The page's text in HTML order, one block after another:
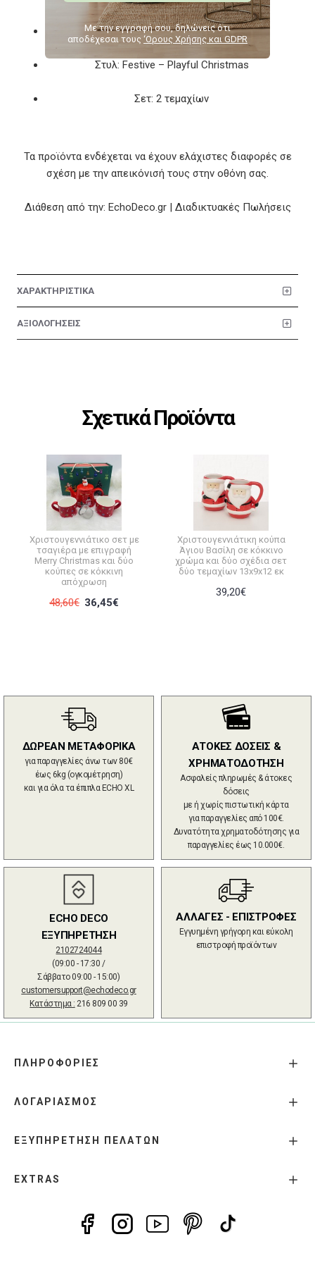
Χρώμα: Πολύχρωμο
Στυλ: Festive – Playful Christmas
Σετ: 2 τεμαχίων
Τα προϊόντα ενδέχεται να έχουν ελάχιστες διαφορές σε
σχέση με την απεικόνισή τους στην οθόνη σας.
Διάθεση από την: EchoDeco.gr | Διαδικτυακές Πωλήσεις
ΧΑΡΑΚΤΗΡΙΣΤΙΚΑ
ΑΞΙΟΛΟΓΗΣΕΙΣ
Σχετικά Προϊόντα
Χριστουγεννιάτικο σετ με
τσαγιέρα με επιγραφή
Merry Christmas και δύο
κούπες σε κόκκινη
απόχρωση
48,60€ 36,45€
Χριστουγεννιάτικη κούπα
Άγιου Βασίλη σε κόκκινο
χρώμα και δύο σχέδια σετ
δύο τεμαχίων 13x9x12 εκ
39,20€
ΔΩΡΕΑΝ ΜΕΤΑΦΟΡΙΚΑ
για παραγγελίες άνω των 80€
έως 6kg (ογκομέτρηση)
και για όλα τα έπιπλα ECHO XL
ΑΤΟΚΕΣ ΔΟΣΕΙΣ &
ΧΡΗΜΑΤΟΔΟΤΗΣΗ
Ασφαλείς πληρωμές & άτοκες
δόσεις
με ή χωρίς πιστωτική κάρτα
για παραγγελίες από 100€.
Δυνατότητα χρηματοδότησης για
παραγγελίες έως 10.000€.
ECHO DECO
ΕΞΥΠΗΡΕΤΗΣΗ
2102724044
(09:00 - 17:30 /
Σάββατο 09:00 - 15:00)
customersupport@echodeco.gr
Κατάστημα : 216 809 00 39
ΑΛΛΑΓΕΣ - ΕΠΙΣΤΡΟΦΕΣ
Εγγυημένη γρήγορη και εύκολη
επιστροφή προϊόντων
ΠΛΗΡΟΦΟΡΙΕΣ
ΛΟΓΑΡΙΑΣΜΟΣ
ΕΞΥΠΗΡΕΤΗΣΗ ΠΕΛΑΤΩΝ
EXTRAS
Με την εγγραφή σου, δηλώνεις ότι
αποδέχεσαι τους ‘Ορους Χρήσης και GDPR